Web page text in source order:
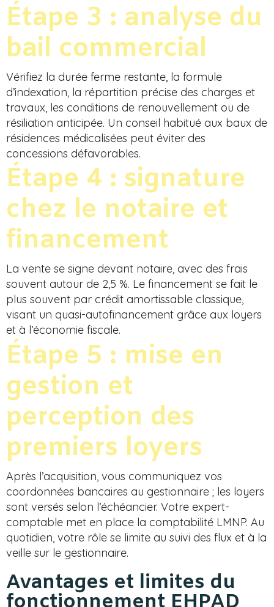
Étape 3 : analyse du
bail commercial
Vérifiez la durée ferme restante, la formule
d’indexation, la répartition précise des charges et
travaux, les conditions de renouvellement ou de
résiliation anticipée. Un conseil habitué aux baux de
résidences médicalisées peut éviter des
concessions défavorables.
Étape 4 : signature
chez le notaire et
financement
La vente se signe devant notaire, avec des frais
souvent autour de 2,5 %. Le financement se fait le
plus souvent par crédit amortissable classique,
visant un quasi-autofinancement grâce aux loyers
et à l’économie fiscale.
Étape 5 : mise en
gestion et
perception des
premiers loyers
Après l’acquisition, vous communiquez vos
coordonnées bancaires au gestionnaire ; les loyers
sont versés selon l’échéancier. Votre expert-
comptable met en place la comptabilité LMNP. Au
quotidien, votre rôle se limite au suivi des flux et à la
veille sur le gestionnaire.
Avantages et limites du